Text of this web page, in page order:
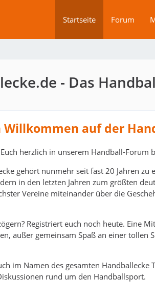
Startseite Forum
- Das
Willkommen auf der
herzlich in unserem Handball-Forum
gehört nunmehr seit fast 20 Jahren
in den letzten Jahren zum größten
Vereine miteinander über die
Registriert euch noch heute. Eine
außer gemeinsam Spaß an einer tollen
im Namen des gesamten
rund um den Handballsport.